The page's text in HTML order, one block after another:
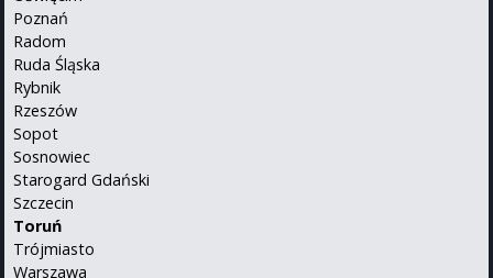
Poznań
Radom
Ruda Śląska
Rybnik
Rzeszów
Sopot
Sosnowiec
Starogard Gdański
Szczecin
Toruń
Trójmiasto
Warszawa